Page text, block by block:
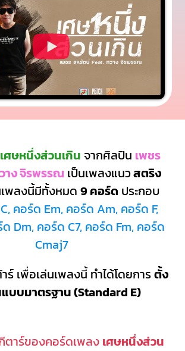
ศษหนึ่งส่วนเกิน จากศิลปิน เพชร
าง จิรพรรณเป็นเพลงแนวสตริง
พลงนี้มีทั้งหมด 9 คอร์ด ประกอบ
คอร์ด Em, คอร์ด Am, คอร์ด F,
Dm, คอร์ด C7, คอร์ด Fm, คอร์ด
Cmaj7
ร์ เพื่อเล่นเพลงนี้ ทำได้โดยการตั้ง
บบมาตรฐาน (Standard E)
ตาร์ของคอร์ดเพลง เศษหนึ่งส่วน